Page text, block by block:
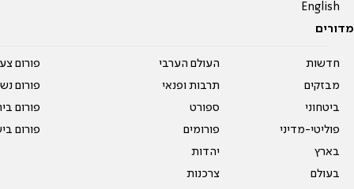
English
מדורים
חדשות
מבזקים
ביטחוני
פוליטי-מדיני
בארץ
בעולם
העולם הערבי
תרבות ופנאי
ספורט
פורומים
יהדות
צרכנות
פורום
פורום
פורום
פורום